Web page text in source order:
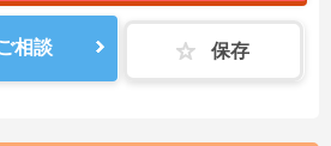
相談 保存